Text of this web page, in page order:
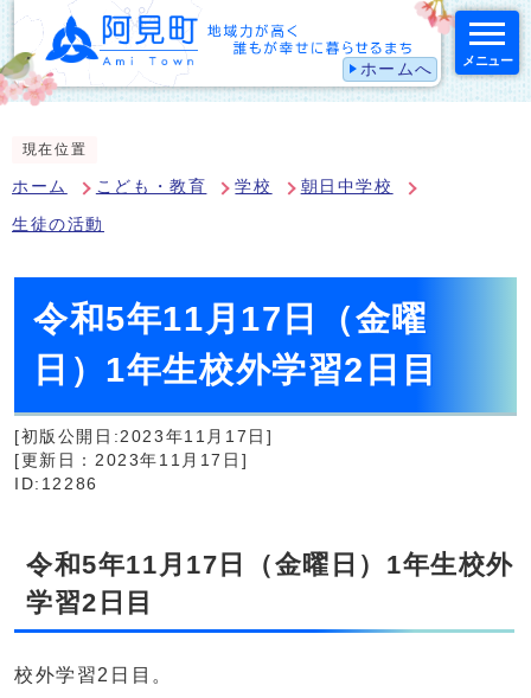
ホームへ メニュー
現在位置
ホーム こども・教育 学校 朝日中学校
生徒の活動
令和5年11月17日（金曜
日）1年生校外学習2日目
[初版公開日:2023年11月17日]
[更新日：2023年11月17日]
ID:12286
令和5年11月17日（金曜日）1年生校外
学習2日目
校外学習2日目。